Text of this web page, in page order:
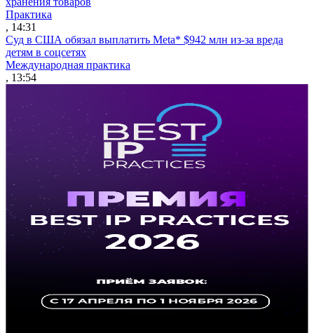
Практика
, 14:31
Суд в США обязал выплатить Meta* $942 млн из-за вреда
детям в соцсетях
Международная практика
, 13:54